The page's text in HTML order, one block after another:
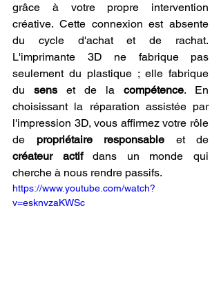
grâce à votre propre intervention
créative. Cette connexion est absente
du cycle d'achat et de rachat.
L'imprimante 3D ne fabrique pas
seulement du plastique ; elle fabrique
du sens et de la compétence. En
choisissant la réparation assistée par
l'impression 3D, vous affirmez votre rôle
de propriétaire responsable
créateur actif dans un monde qui
cherche à nous rendre passifs.
https://www.youtube.com/watch?
v=esknvzaKWSc